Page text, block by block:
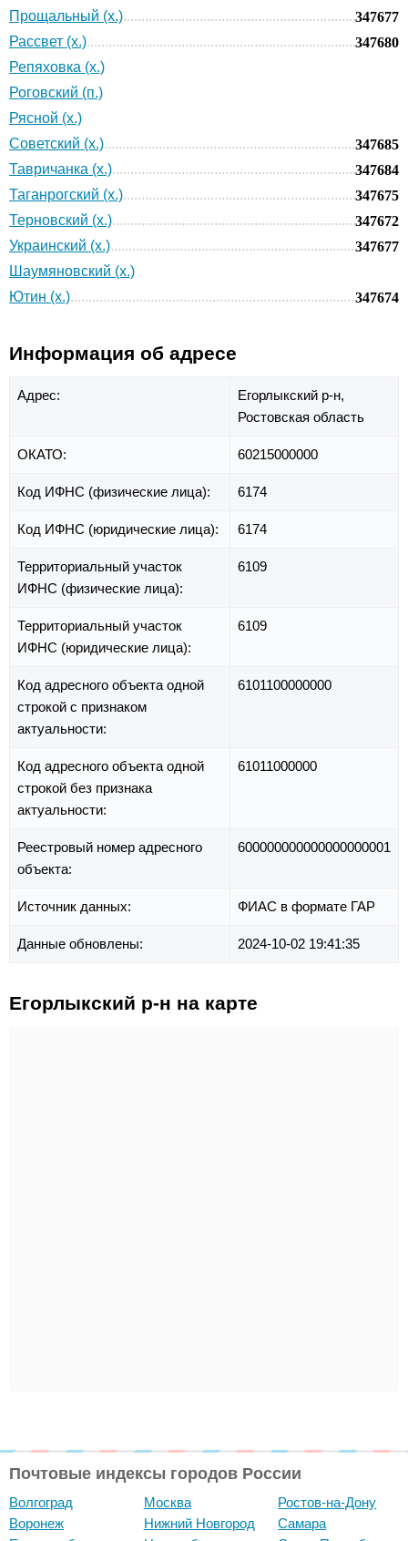
Прощальный (х.)
347677
Рассвет (х.)
347680
Репяховка (х.)
Роговский (п.)
Рясной (х.)
Советский (х.)
347685
Тавричанка (х.)
347684
Таганрогский (х.)
347675
Терновский (х.)
347672
Украинский (х.)
347677
Шаумяновский (х.)
Ютин (х.)
347674
Информация об адресе
Адрес:
Егорлыкский р-н,
Ростовская область
ОКАТО: 60215000000
Код ИФНС (физические лица): 6174
Код ИФНС (юридические лица): 6174
Территориальный участок
ИФНС (физические лица):
6109
Территориальный участок
ИФНС (юридические лица):
6109
Код адресного объекта одной
строкой с признаком
актуальности:
6101100000000
Код адресного объекта одной
строкой без признака
актуальности:
61011000000
Реестровый номер адресного
объекта:
600000000000000000001
Источник данных: ФИАС в формате ГАР
Данные обновлены: 2024-10-02 19:41:35
Егорлыкский р-н на карте
Почтовые индексы городов России
Волгоград
Воронеж
Москва
Нижний Новгород
Ростов-на-Дону
Самара